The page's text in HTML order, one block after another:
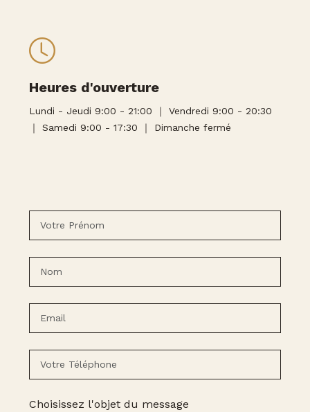
Heures d'ouverture
Lundi - Jeudi 9:00 - 21:00 ｜ Vendredi 9:00 - 20:30
｜ Samedi 9:00 - 17:30 ｜ Dimanche fermé
Choisissez l'objet du message